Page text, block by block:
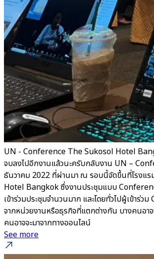
UN - Conference The Sukosol Hotel
จบลงไปอีกงานแล้วนะครับกลับงาน UN –
ธันวาคม 2022 ที่ผ่านมา ณ รอบนี้จัดขึ้นที่โรงแ
Hotel Bangkok ซึ่งงานประชุมแบบ
เข้าร่วมประชุมจำนวนมาก และโดยทั่วไปผู้เข้าร่ว
จากหน่วยงานหรือธุรกิจที่แตกต่างกัน บางคนอาจ
คนอาจจะมาจากทางออนไลน์
See more